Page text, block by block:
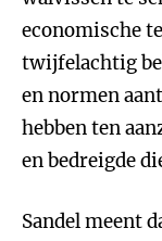
economische
twijfelachtig
en normen
hebben ten
en bedreigde
Sandel meent